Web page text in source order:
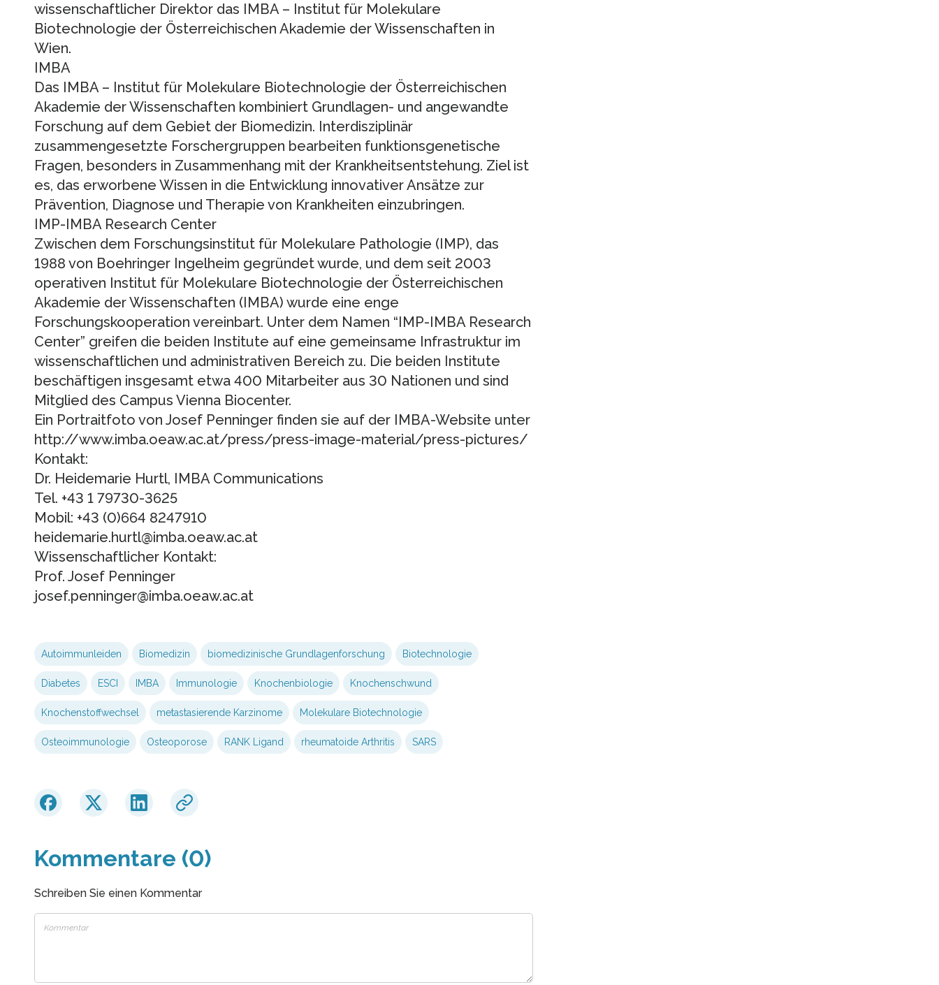
wissenschaftlicher Direktor das IMBA – Institut für Molekulare
Biotechnologie der Österreichischen Akademie der Wissenschaften in
Wien.
IMBA
Das IMBA – Institut für Molekulare Biotechnologie der Österreichischen
Akademie der Wissenschaften kombiniert Grundlagen- und angewandte
Forschung auf dem Gebiet der Biomedizin. Interdisziplinär
zusammengesetzte Forschergruppen bearbeiten funktionsgenetische
Fragen, besonders in Zusammenhang mit der Krankheitsentstehung. Ziel ist
es, das erworbene Wissen in die Entwicklung innovativer Ansätze zur
Prävention, Diagnose und Therapie von Krankheiten einzubringen.
IMP-IMBA Research Center
Zwischen dem Forschungsinstitut für Molekulare Pathologie (IMP), das
1988 von Boehringer Ingelheim gegründet wurde, und dem seit 2003
operativen Institut für Molekulare Biotechnologie der Österreichischen
Akademie der Wissenschaften (IMBA) wurde eine enge
Forschungskooperation vereinbart. Unter dem Namen “IMP-IMBA Research
Center” greifen die beiden Institute auf eine gemeinsame Infrastruktur im
wissenschaftlichen und administrativen Bereich zu. Die beiden Institute
beschäftigen insgesamt etwa 400 Mitarbeiter aus 30 Nationen und sind
Mitglied des Campus Vienna Biocenter.
Ein Portraitfoto von Josef Penninger finden sie auf der IMBA-Website unter
http://www.imba.oeaw.ac.at/press/press-image-material/press-pictures/
Kontakt:
Dr. Heidemarie Hurtl, IMBA Communications
Tel. +43 1 79730-3625
Mobil: +43 (0)664 8247910
heidemarie.hurtl@imba.oeaw.ac.at
Wissenschaftlicher Kontakt:
Prof. Josef Penninger
josef.penninger@imba.oeaw.ac.at
Autoimmunleiden Biomedizin biomedizinische Grundlagenforschung Biotechnologie
Diabetes ESCI IMBA Immunologie Knochenbiologie Knochenschwund
Knochenstoffwechsel metastasierende Karzinome Molekulare Biotechnologie
Osteoimmunologie Osteoporose RANK Ligand rheumatoide Arthritis SARS
Kommentare (0)
Schreiben Sie einen Kommentar